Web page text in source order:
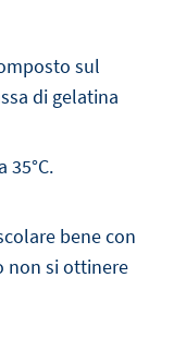
sul
di gelatina
35°C.
bene con
non si ottinere